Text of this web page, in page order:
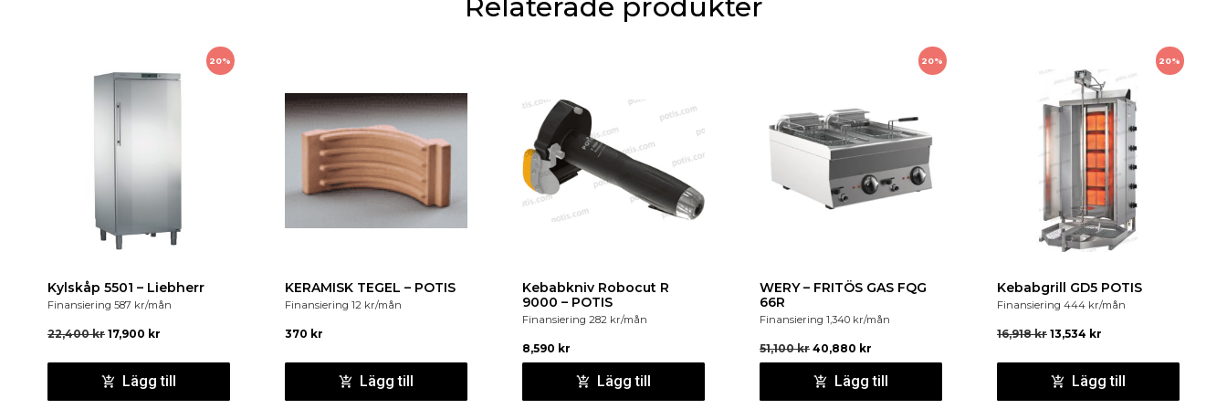
Relaterade produkter
20%
Kylskåp 5501 – Liebherr
Finansiering 587 kr/mån
22,400kr 17,900 kr
Lägg till
KERAMISK TEGEL – POTIS
Finansiering 12 kr/mån
370 kr
Lägg till
Kebabkniv Robocut R
9000 – POTIS
Finansiering 282 kr/mån
8,590 kr
Lägg till
20%
WERY – FRITÖS GAS FQG
66R
Finansiering 1,340 kr/mån
51,100kr 40,880 kr
Lägg till
20%
Kebabgrill GD5 POTIS
Finansiering 444 kr/mån
16,918kr 13,534 kr
Lägg till